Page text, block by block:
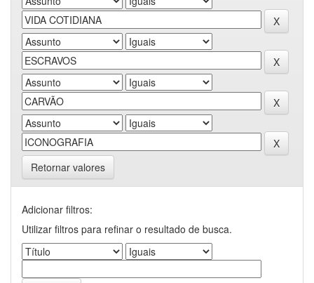
Retornar valores
Adicionar filtros:
Utilizar filtros para refinar o resultado de busca.